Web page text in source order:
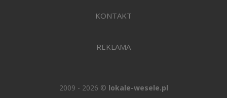
KONTAKT
REKLAMA
2009 - 2026 © lokale-wesele.pl